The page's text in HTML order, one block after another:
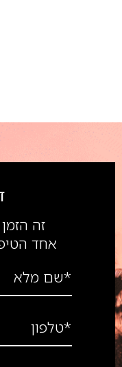
זה
אחד
*שם מלא
*טלפון